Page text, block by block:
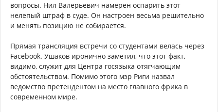
вопросы. Нил Валерьевич намерен оспарить этот
нелепый штраф в суде. Он настроен весьма решительно
и менять позицию не собирается.
Прямая трансляция встречи со студентами велась через
Facebook. Ушаков иронично заметил, что этот факт,
видимо, служит для Центра госязыка отягчающим
обстоятельством. Помимо этого мэр Риги назвал
ведомство претендентом на место главного фрика в
современном мире.